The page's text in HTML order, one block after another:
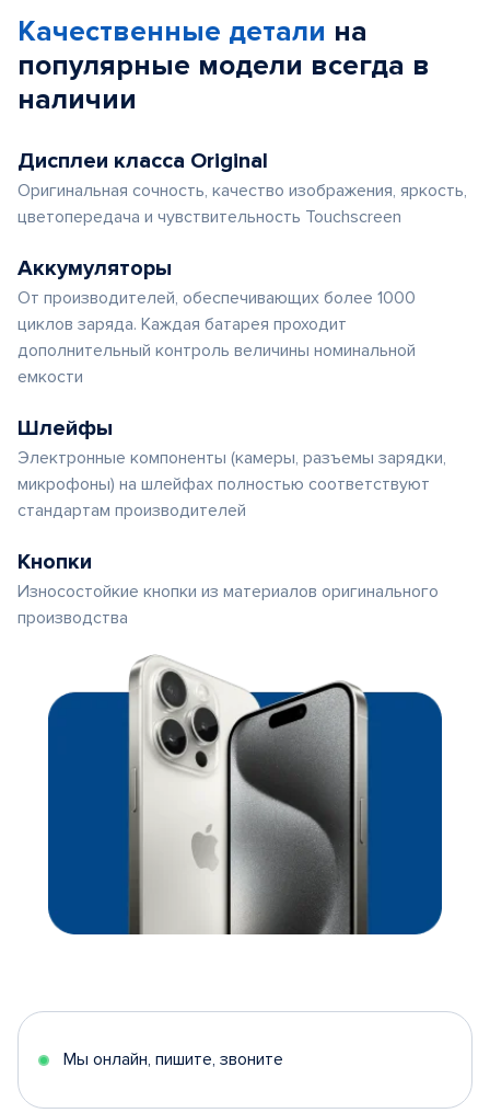
Качественные детали на
популярные модели всегда в
наличии
Дисплеи класса Original
Оригинальная сочность, качество изображения, яркость,
цветопередача и чувствительность Touchscreen
Аккумуляторы
От производителей, обеспечивающих более 1000
циклов заряда. Каждая батарея проходит
дополнительный контроль величины номинальной
емкости
Шлейфы
Электронные компоненты (камеры, разъемы зарядки,
микрофоны) на шлейфах полностью соответствуют
стандартам производителей
Кнопки
Износостойкие кнопки из материалов оригинального
производства
Мы онлайн, пишите, звоните